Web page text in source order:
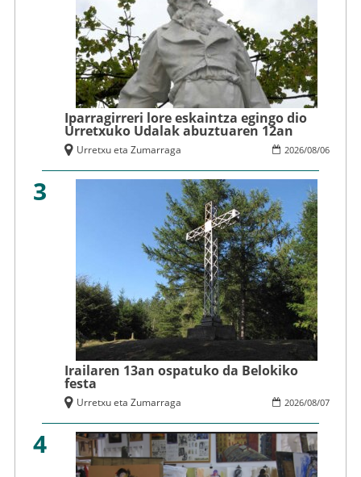
Iparragirreri lore eskaintza egingo dio
Urretxuko Udalak abuztuaren 12an
2026/08/06
Urretxu eta Zumarraga
3
Irailaren 13an ospatuko da Belokiko
festa
2026/08/07
Urretxu eta Zumarraga
4